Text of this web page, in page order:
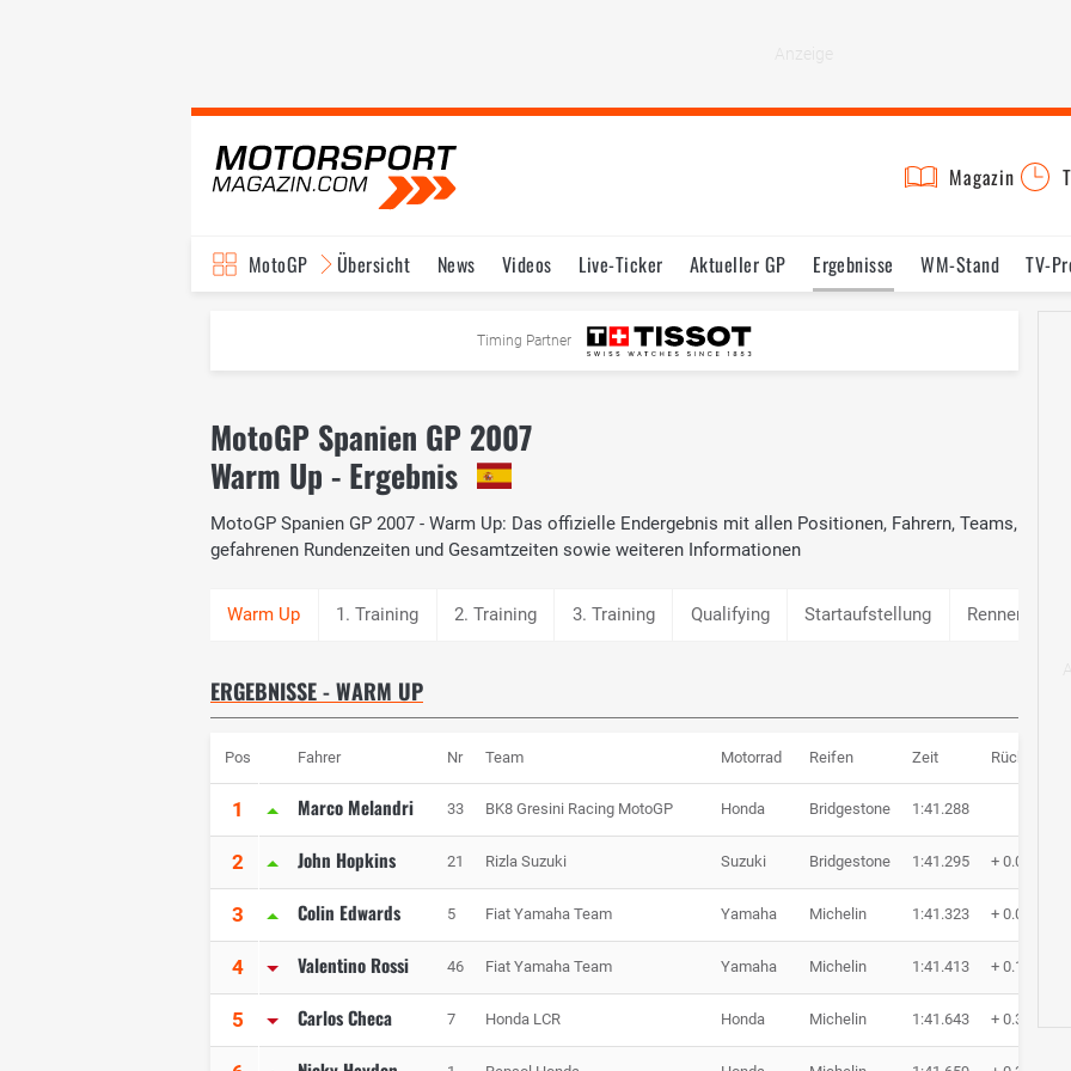
Magazin
MotoGP Übersicht News Videos Live-Ticker Aktueller GP Ergebnisse WM-Stand TV-
Testfahrten Reglement
Timing Partner
MotoGP Spanien GP 2007
Warm Up - Ergebnis
MotoGP Spanien GP 2007 - Warm Up: Das offizielle Endergebnis mit allen Positionen, Fahrern, Teams,
gefahrenen Rundenzeiten und Gesamtzeiten sowie weiteren Informationen
1. Training 2. Training 3. Training Qualifying Startaufstellung Rennen
ERGEBNISSE - WARM UP
Pos Fahrer Nr Team Motorrad Reifen Zeit Rückstand
1 Marco Melandri 33 BK8 Gresini Racing MotoGP Honda Bridgestone 1:41.288
2 John Hopkins 21 Rizla Suzuki Suzuki Bridgestone 1:41.295 + 0.007
3 Colin Edwards 5 Fiat Yamaha Team Yamaha Michelin 1:41.323 + 0.035
4 Valentino Rossi 46 Fiat Yamaha Team Yamaha Michelin 1:41.413 + 0.125
5 Carlos Checa 7 Honda LCR Honda Michelin 1:41.643 + 0.355